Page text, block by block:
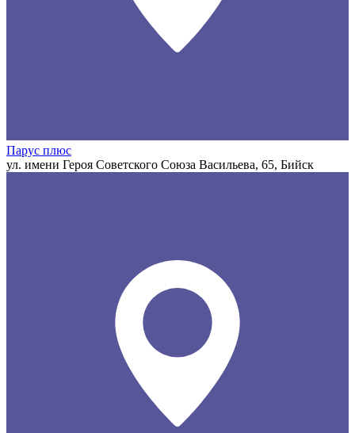
Парус плюс
ул. имени Героя Советского Союза Васильева, 65, Бийск